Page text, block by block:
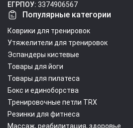
ЕГРПОУ: 3374906567
Популярные категории
Коврики для тренировок
Утяжелители для тренировок
Эспандеры кистевые
Товары для йоги
Товары для пилатеса
Бокс и единоборства
Тренировочные петли TRX
Резинки для фитнеса
Массаж, реабилитация, здоровье